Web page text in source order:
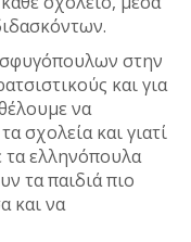
στην
και για
να
σχολεία και γιατί
ελληνόπουλα
τα παιδιά πιο
και να